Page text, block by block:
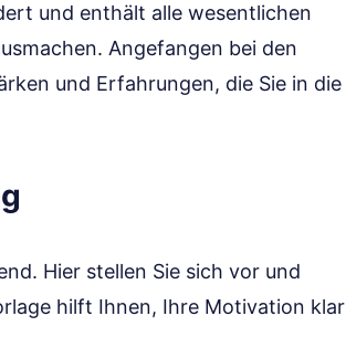
und enthält alle wesentlichen
Angefangen bei den
und Erfahrungen, die Sie in die
Hier stellen Sie sich vor und
hilft Ihnen, Ihre Motivation klar